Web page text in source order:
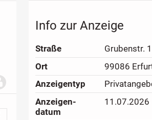
Info zur Anzeige
Straße
Grubenstr. 1
Ort
99086
Anzeigen­typ
Anzeigen­
datum
11.07.2026